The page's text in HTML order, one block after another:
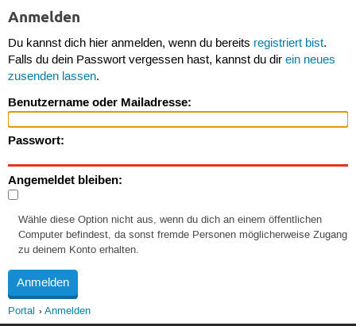
Anmelden
Du kannst dich hier anmelden, wenn du bereits registriert bist.
Falls du dein Passwort vergessen hast, kannst du dir ein neues
zusenden lassen.
Benutzername oder Mailadresse:
Passwort:
Angemeldet bleiben:
Wähle diese Option nicht aus, wenn du dich an einem öffentlichen
Computer befindest, da sonst fremde Personen möglicherweise Zugang
zu deinem Konto erhalten.
Portal Anmelden